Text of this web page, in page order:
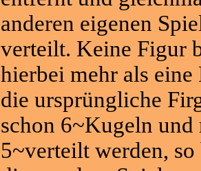
anderen eigenen
verteilt. Keine Figur
hierbei mehr als
die ursprüngliche
schon 6~Kugeln und
5~verteilt werden,